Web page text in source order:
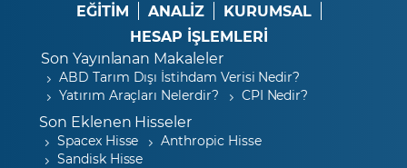
EĞİTİM
ANALİZ
KURUMSAL
HESAP İŞLEMLERİ
Son Yayınlanan Makaleler
ABD Tarım Dışı İstihdam Verisi Nedir?
Yatırım Araçları Nelerdir?
CPI Nedir?
Son Eklenen Hisseler
Spacex Hisse
Anthropic Hisse
Sandisk Hisse